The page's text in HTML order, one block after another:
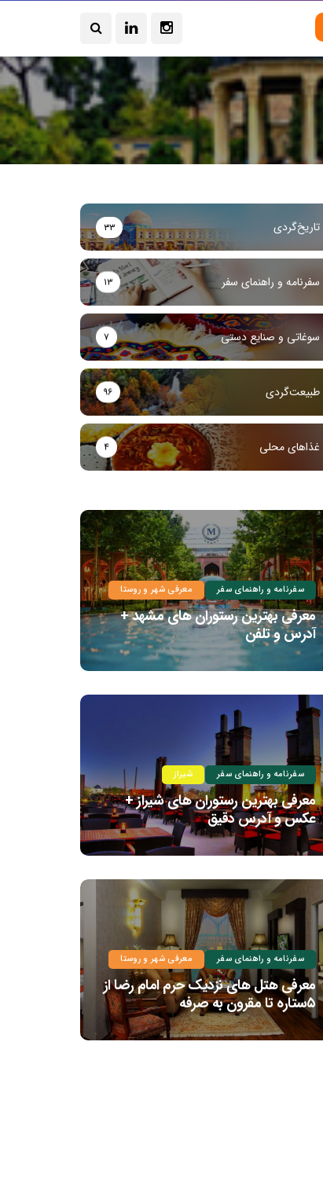
تاریخ‌گردی ۳۳
سفرنامه و راهنمای سفر ۱۳
سوغاتی و صنایع دستی ۷
طبیعت‌گردی ۹۶
غذاهای محلی ۴
سفرنامه و راهنمای سفر معرفی شهر و روستا
معرفی بهترین رستوران های مشهد +
آدرس و تلفن
سفرنامه و راهنمای سفر شیراز
معرفی بهترین رستوران های شیراز +
عکس و آدرس دقیق
سفرنامه و راهنمای سفر معرفی شهر و روستا
معرفی هتل های نزدیک حرم امام رضا از
۵ستاره تا مقرون به صرفه